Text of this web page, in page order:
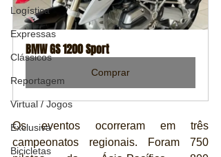
Logística
Expressas
Clássicos
Reportagem
Virtual / Jogos
Exclusiva
Bicicletas
BMW GS 1200 Sport
Comprar
Os eventos ocorreram em três
campeonatos regionais. Foram 750